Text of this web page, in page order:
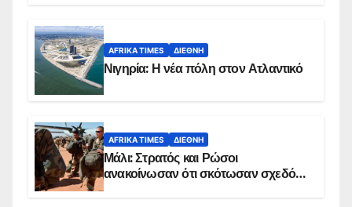
AFRIKA TIMES ΔΙΕΘΝΉ
Νιγηρία: Η νέα πόλη στον Ατλαντικό
AFRIKA TIMES ΔΙΕΘΝΉ
Μάλι: Στρατός και Ρώσοι
ανακοίνωσαν ότι σκότωσαν σχεδόν